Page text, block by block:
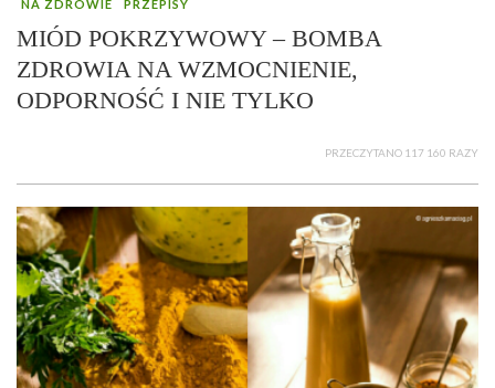
NA ZDROWIE PRZEPISY
MIÓD POKRZYWOWY – BOMBA
ZDROWIA NA WZMOCNIENIE,
ODPORNOŚĆ I NIE TYLKO
PRZECZYTANO 117 160 RAZY